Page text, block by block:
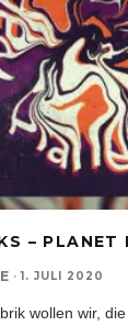
– PLANET
· 1. JULI 2020
wollen wir,